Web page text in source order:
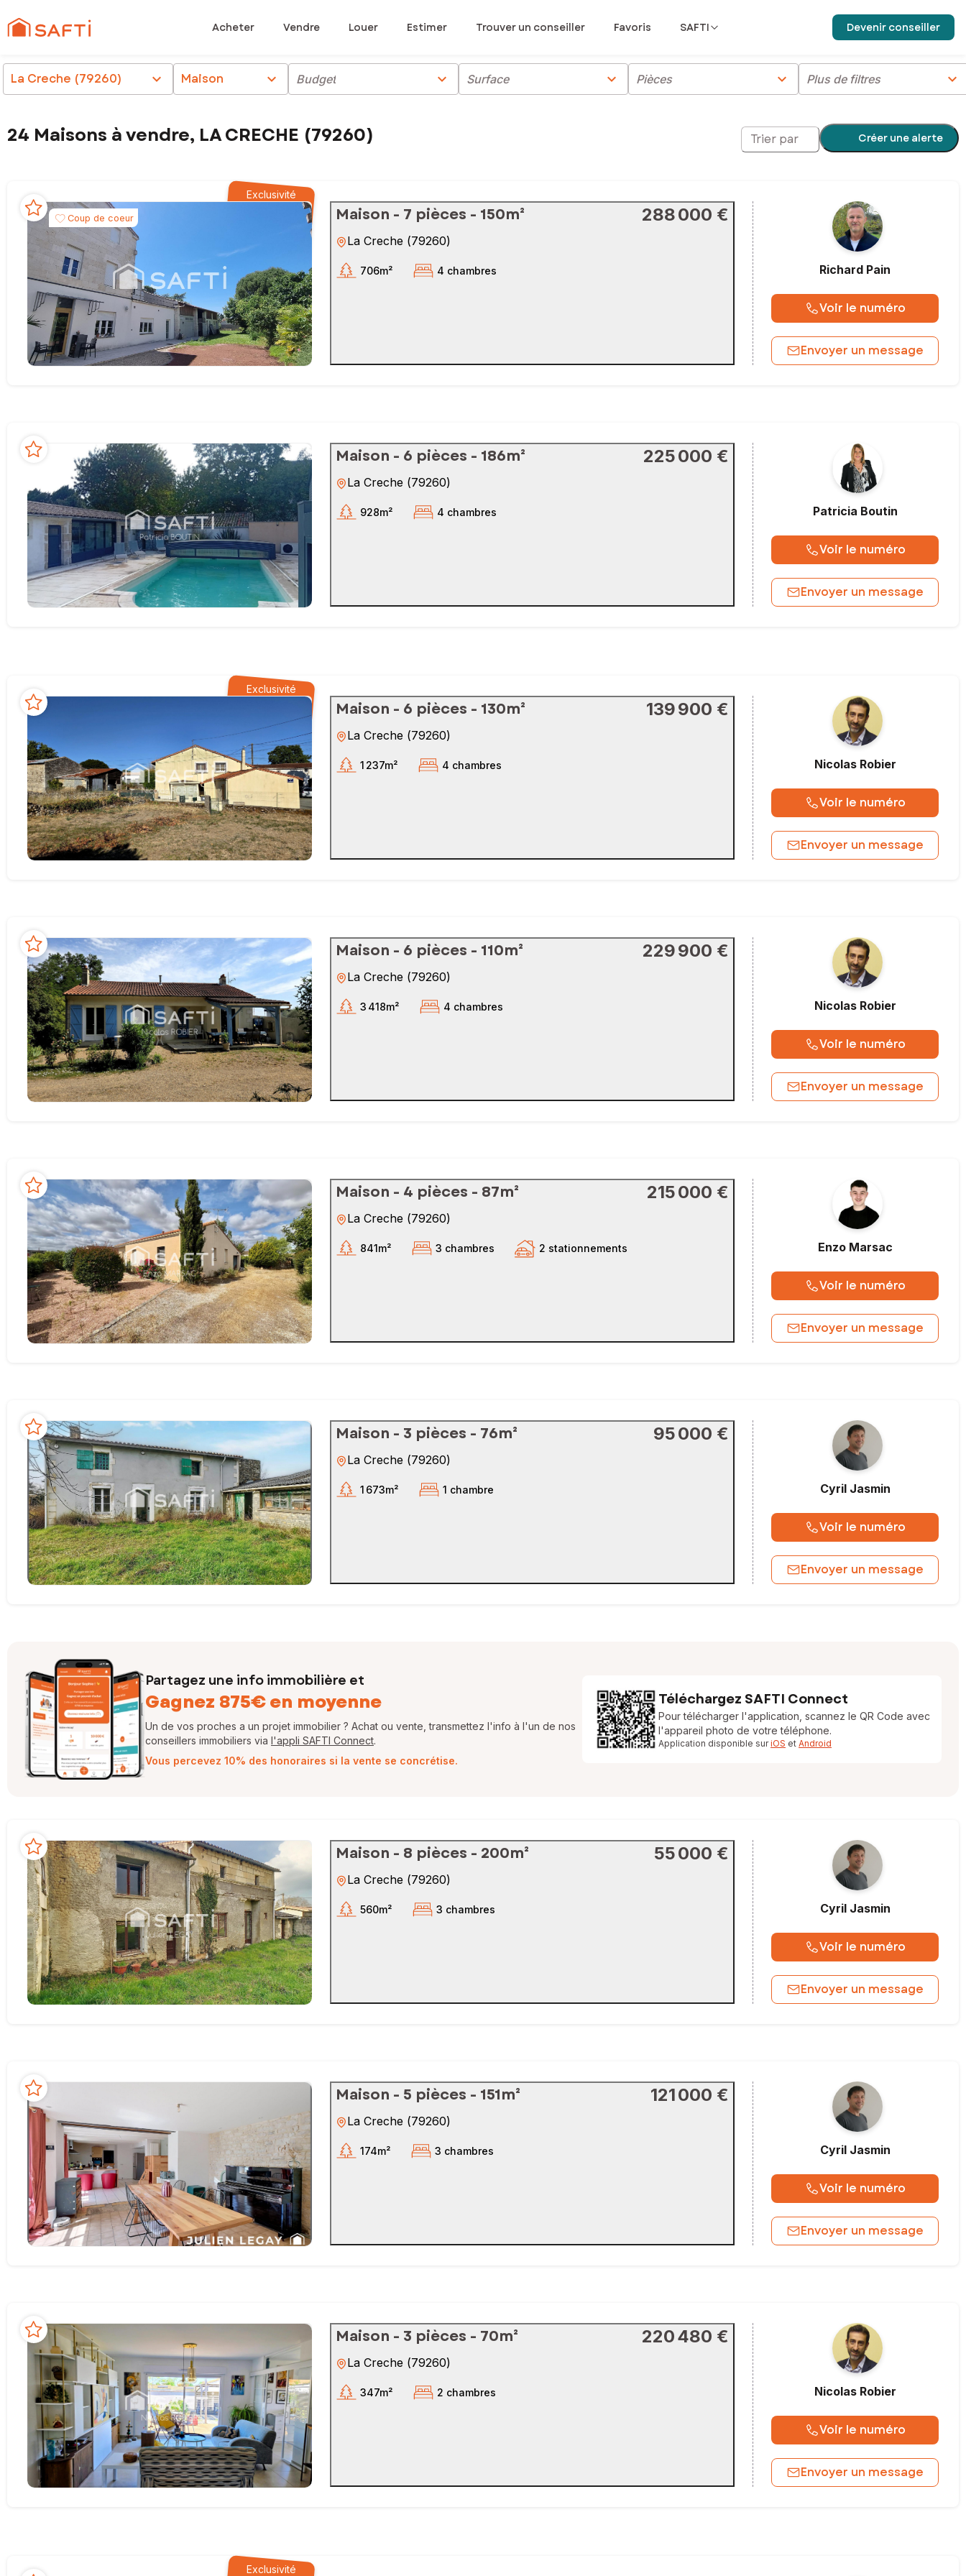
Acheter Vendre Louer Estimer Trouver un conseiller Favoris SAFTI Devenir conseiller
La Creche (79260) chevron_right Maison chevron_right Budget chevron_right Surface chevron_right Pièces chevron_right Plus de filtres chevron_right
24 Maisons à vendre, LA CRECHE (79260) Trier par Créer une alerte
Exclusivité
Coup de coeur Maison - 7 pièces - 150m² 288 000 €
La Creche (79260)
706m² 4 chambres Richard Pain
Voir le numéro
Envoyer un message
Maison - 6 pièces - 186m² 225 000 €
La Creche (79260)
928m² 4 chambres Patricia Boutin
Voir le numéro
Envoyer un message
Exclusivité
Maison - 6 pièces - 130m² 139 900 €
La Creche (79260)
1 237m² 4 chambres Nicolas Robier
Voir le numéro
Envoyer un message
Maison - 6 pièces - 110m² 229 900 €
La Creche (79260)
3 418m² 4 chambres Nicolas Robier
Voir le numéro
Envoyer un message
Maison - 4 pièces - 87m² 215 000 €
La Creche (79260)
841m² 3 chambres 2 stationnements Enzo Marsac
Voir le numéro
Envoyer un message
Maison - 3 pièces - 76m² 95 000 €
La Creche (79260)
1 673m² 1 chambre Cyril Jasmin
Voir le numéro
Envoyer un message
Partagez une info immobilière et
Gagnez 875€ en moyenne
Un de vos proches a un projet immobilier ? Achat ou vente, transmettez l'info à l'un de nos
conseillers immobiliers via l'appli SAFTI Connect.
Vous percevez 10% des honoraires si la vente se concrétise.
Téléchargez SAFTI Connect
Pour télécharger l'application, scannez le QR Code avec
l'appareil photo de votre téléphone.
Application disponible suriOS et Android
Maison - 8 pièces - 200m² 55 000 €
La Creche (79260)
560m² 3 chambres Cyril Jasmin
Voir le numéro
Envoyer un message
Maison - 5 pièces - 151m² 121 000 €
La Creche (79260)
174m² 3 chambres Cyril Jasmin
Voir le numéro
Envoyer un message
Maison - 3 pièces - 70m² 220 480 €
La Creche (79260)
347m² 2 chambres Nicolas Robier
Voir le numéro
Envoyer un message
Exclusivité